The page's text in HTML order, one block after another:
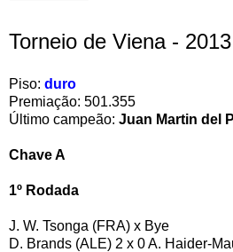
Torneio de Viena - 2013
Piso: duro
Premiação: 501.355
Último campeão: Juan Martin del
Chave A
1º Rodada
J. W. Tsonga (FRA) x Bye
D. Brands (ALE) 2 x 0 A. Haider-